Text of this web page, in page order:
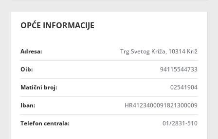
OPĆE INFORMACIJE
Adresa: Trg Svetog Križa, 10314 Križ
Oib: 94115544733
Matični broj: 02541904
Iban: HR4123400091821300009
Telefon centrala: 01/2831-510